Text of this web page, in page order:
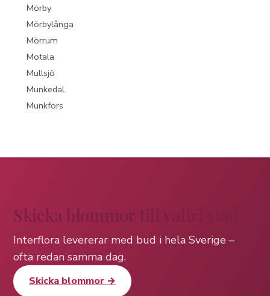
Mörby
Mörbylånga
Mörrum
Motala
Mullsjö
Munkedal
Munkfors
Skicka blommor till valfri stad
Interflora levererar med bud i hela Sverige –
ofta redan samma dag.
Skicka blommor →